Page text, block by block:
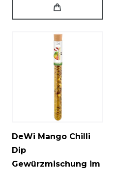
DeWi Mango Chilli
Dip
Gewürzmischung im